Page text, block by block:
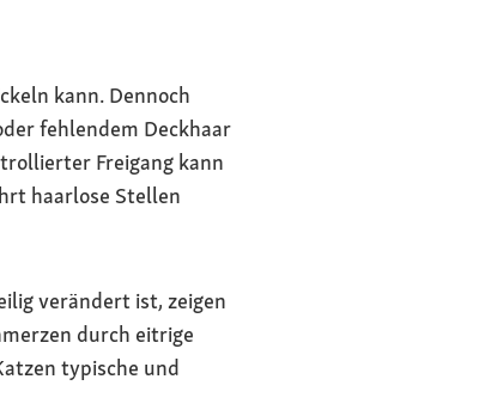
kann. Dennoch
fehlendem Deckhaar
Freigang kann
haarlose Stellen
verändert ist, zeigen
durch eitrige
typische und